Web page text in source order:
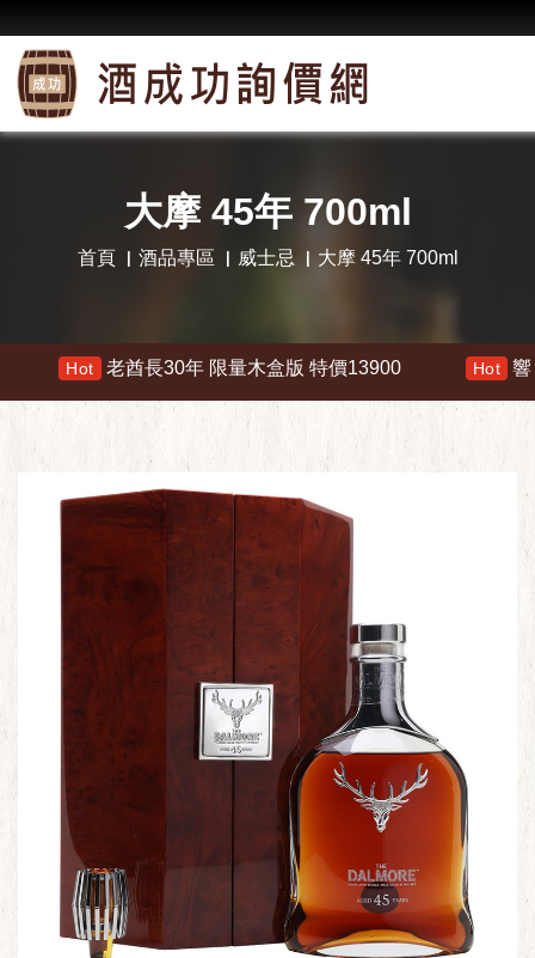
大摩 45年 700ml
首頁 酒品專區 威士忌 大摩 45年 700ml
老酋長30年 限量木盒版 特價13900 Hot 響 30年 特價